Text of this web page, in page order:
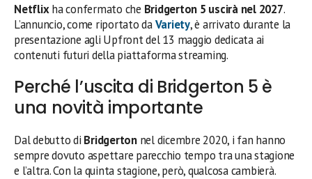
Netflixha confermato che Bridgerton 5 uscirà nel 2027.
L’annuncio, come riportato daVariety, è arrivato durante la
presentazione agli Upfront del 13 maggio dedicata ai
contenuti futuri della piattaforma streaming.
Perché l’uscita di Bridgerton 5 è
una novità importante
Dal debutto di Bridgertonnel dicembre 2020, i fan hanno
sempre dovuto aspettare parecchio tempo tra una stagione
e l’altra. Con la quinta stagione, però, qualcosa cambierà.